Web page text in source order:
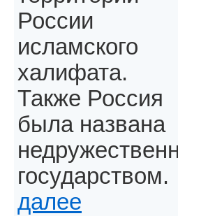
России
исламского
халифата.
Также Россия
была названа
недружественным
государством.
далее